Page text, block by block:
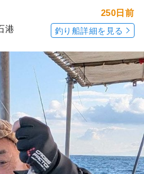
港
250日前
釣り船詳細を見る